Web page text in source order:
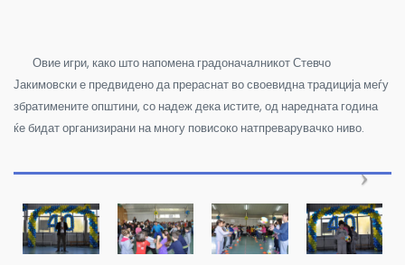
Овие игри, како што напомена градоначалникот Стевчо
Јакимовски е предвидено да прераснат во своевидна традиција меѓу
збратимените општини, со надеж дека истите, од наредната година
ќе бидат организирани на многу повисоко натпреварувачко ниво.